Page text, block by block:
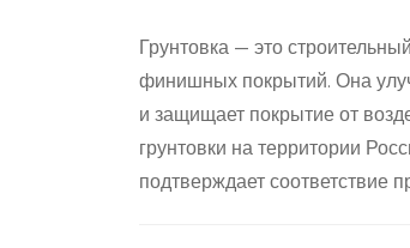
Грунтовка — это
финишных покрытий. Она
и защищает покрытие от
грунтовки на территории
подтверждает соответствие